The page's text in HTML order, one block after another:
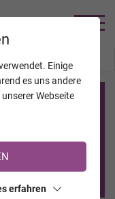
registriert?
<<
Einige
es uns andere
Webseite
erfahren
VERSTORBENE